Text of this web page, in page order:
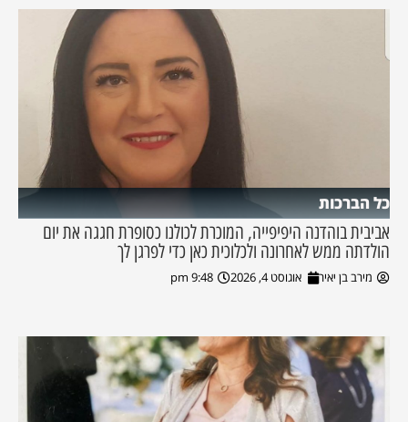
כל הברכות
אביבית בוהדנה היפיפייה, המוכרת לכולנו כסופרת חגגה את יום
הולדתה ממש לאחרונה ולכלוכית כאן כדי לפרגן לך
מירב בן יאיר אוגוסט 4, 2026 9:48 pm